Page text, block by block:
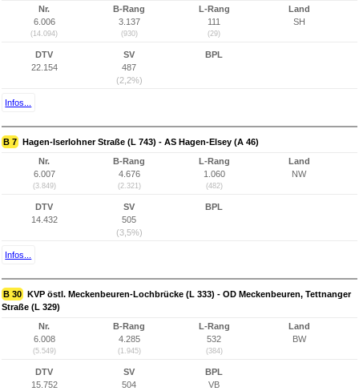
Nr.
6.006
(14.094)
B-Rang
3.137
(930)
L-Rang
111
(29)
Land
SH
DTV
22.154
SV
487
(2,2%)
BPL
Infos...
B 7 Hagen-Iserlohner Straße (L 743) - AS Hagen-Elsey (A 46)
Nr.
6.007
(3.849)
B-Rang
4.676
(2.321)
L-Rang
1.060
(482)
Land
NW
DTV
14.432
SV
505
(3,5%)
BPL
Infos...
B 30 KVP östl. Meckenbeuren-Lochbrücke (L 333) - OD Meckenbeuren, Tettnanger
Straße (L 329)
Nr.
6.008
(5.549)
B-Rang
4.285
(1.945)
L-Rang
532
(384)
Land
BW
DTV
15.752
SV
504
BPL
VB